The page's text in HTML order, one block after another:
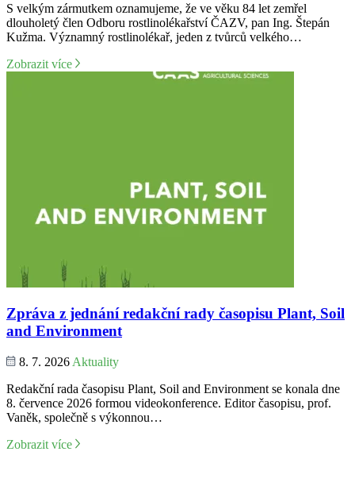
S velkým zármutkem oznamujeme, že ve věku 84 let zemřel
dlouholetý člen Odboru rostlinolékařství ČAZV, pan Ing. Štepán
Kužma. Významný rostlinolékař, jeden z tvůrců velkého…
Zobrazit více
Zpráva z jednání redakční rady časopisu Plant, Soil
and Environment
8. 7. 2026 Aktuality
Redakční rada časopisu Plant, Soil and Environment se konala dne
8. července 2026 formou videokonference. Editor časopisu, prof.
Vaněk, společně s výkonnou…
Zobrazit více